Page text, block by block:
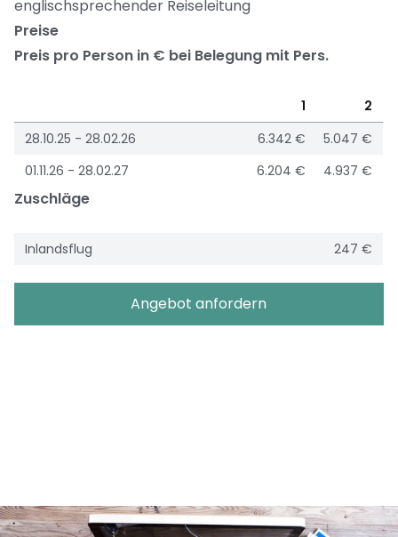
englischsprechender Reiseleitung
Preise
Preis pro Person in € bei Belegung mit Pers.
1
2
28.10.25 - 28.02.26
6.342 €
5.047 €
01.11.26 - 28.02.27
6.204 € 4.937 €
Zuschläge
Inlandsflug 247 €
Angebot anfordern